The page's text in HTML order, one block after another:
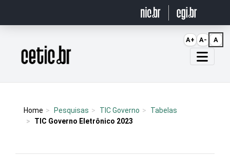
Página inicial
Home Pesquisas TIC Governo
Tabelas
TIC Governo Eletrônico 2023
A+ A- A